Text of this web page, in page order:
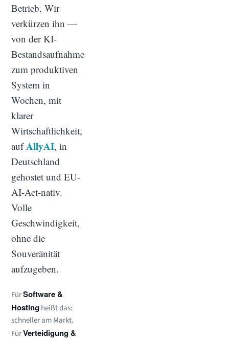
Betrieb. Wir
verkürzen ihn —
von der KI-
Bestandsaufnahme
zum produktiven
System in
Wochen, mit
klarer
Wirtschaftlichkeit,
aufAllyAI, in
Deutschland
gehostet und EU-
AI-Act-nativ.
Volle
Geschwindigkeit,
ohne die
Souveränität
aufzugeben.
FürSoftware &
Hostingheißt das:
schneller am Markt.
FürVerteidigung &